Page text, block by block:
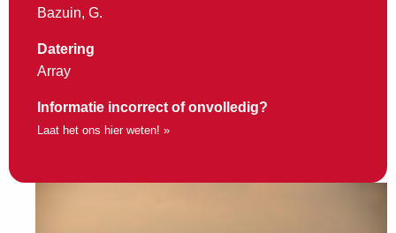
Bazuin, G.
Datering
Array
Informatie incorrect of onvolledig?
Laat het ons hier weten! »